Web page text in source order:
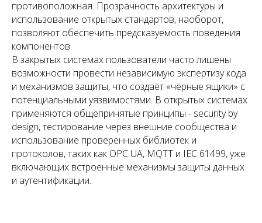
противоположная. Прозрачность архитектуры и
использование открытых стандартов, наоборот,
позволяют обеспечить предсказуемость поведения
компонентов.
В закрытых системах пользователи часто лишены
возможности провести независимую экспертизу кода
и механизмов защиты, что создаёт «чёрные ящики» с
потенциальными уязвимостями. В открытых системах
применяются общепринятые принципы - security by
design, тестирование через внешние сообщества и
использование проверенных библиотек и
протоколов, таких как OPC UA, MQTT и IEC 61499, уже
включающих встроенные механизмы защиты данных
и аутентификации.